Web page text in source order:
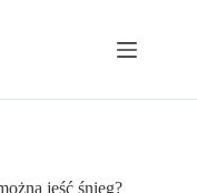
jeść śnieg?